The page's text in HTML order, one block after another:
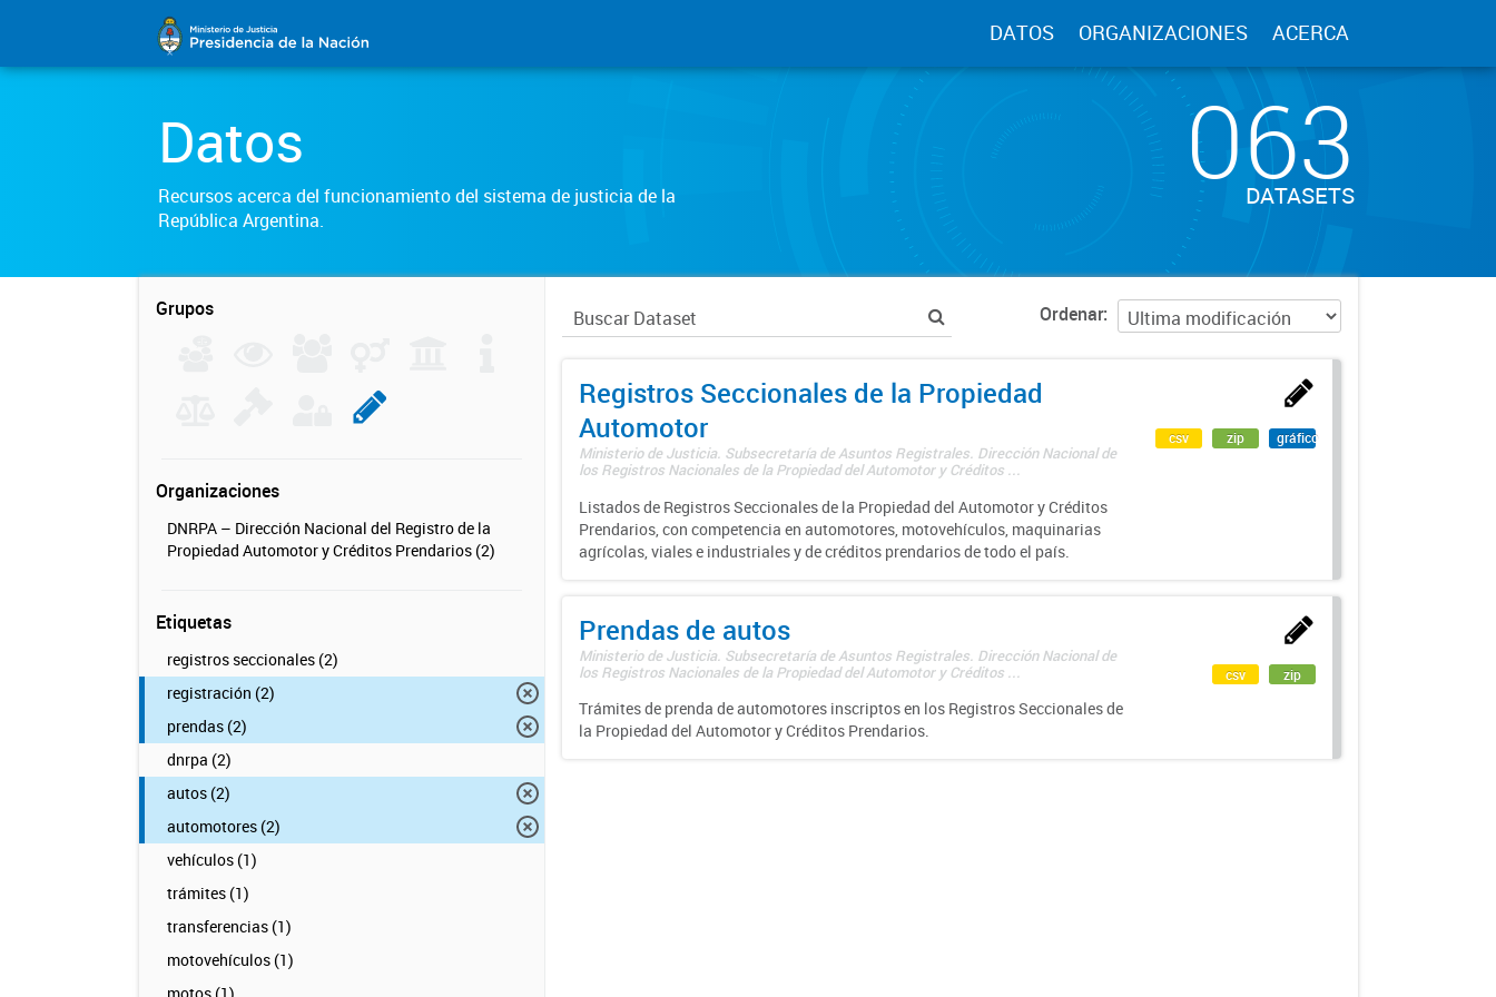
DATOS ORGANIZACIONES ACERCA
Datos
Recursos acerca del funcionamiento del sistema de justicia de la
República Argentina.
063
DATASETS
Grupos
Organizaciones
DNRPA – Dirección Nacional del Registro de la
Propiedad Automotor y Créditos Prendarios (2)
Etiquetas
registros seccionales (2)
registración (2)
prendas (2)
dnrpa (2)
autos (2)
automotores (2)
vehículos (1)
trámites (1)
transferencias (1)
motovehículos (1)
Ordenar
Registros Seccionales de la Propiedad
Automotor
Ministerio de Justicia. Subsecretaría de Asuntos Registrales. Dirección Nacional de
los Registros Nacionales de la Propiedad del Automotor y Créditos ...
Listados de Registros Seccionales de la Propiedad del Automotor y Créditos
Prendarios, con competencia en automotores, motovehículos, maquinarias
agrícolas, viales e industriales y de créditos prendarios de todo el país.
csv zip gráfico
Prendas de autos
Ministerio de Justicia. Subsecretaría de Asuntos Registrales. Dirección Nacional de
los Registros Nacionales de la Propiedad del Automotor y Créditos ...
Trámites de prenda de automotores inscriptos en los Registros Seccionales de
la Propiedad del Automotor y Créditos Prendarios.
csv zip